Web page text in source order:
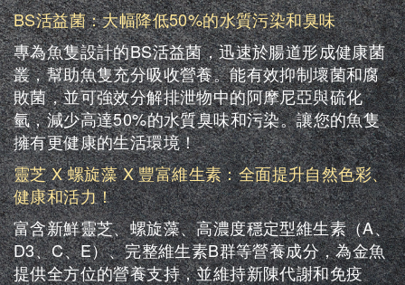
BS活益菌：大幅降低50%的水質污染和臭味
專為魚隻設計的BS活益菌，迅速於腸道形成健康菌
叢，幫助魚隻充分吸收營養。能有效抑制壞菌和腐
敗菌，並可強效分解排泄物中的阿摩尼亞與硫化
氫，減少高達50%的水質臭味和污染。讓您的魚隻
擁有更健康的生活環境！
靈芝 X 螺旋藻 X 豐富維生素：全面提升自然色彩、
健康和活力！
富含新鮮靈芝、螺旋藻、高濃度穩定型維生素（A、
D3、C、E）、完整維生素B群等營養成分，為金魚
提供全方位的營養支持，並維持新陳代謝和免疫